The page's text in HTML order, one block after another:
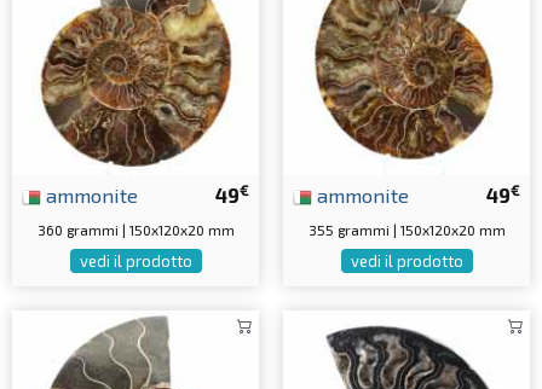
49€
ammonite
360 grammi | 150x120x20 mm
vedi il prodotto
49€
ammonite
355 grammi | 150x120x20 mm
vedi il prodotto